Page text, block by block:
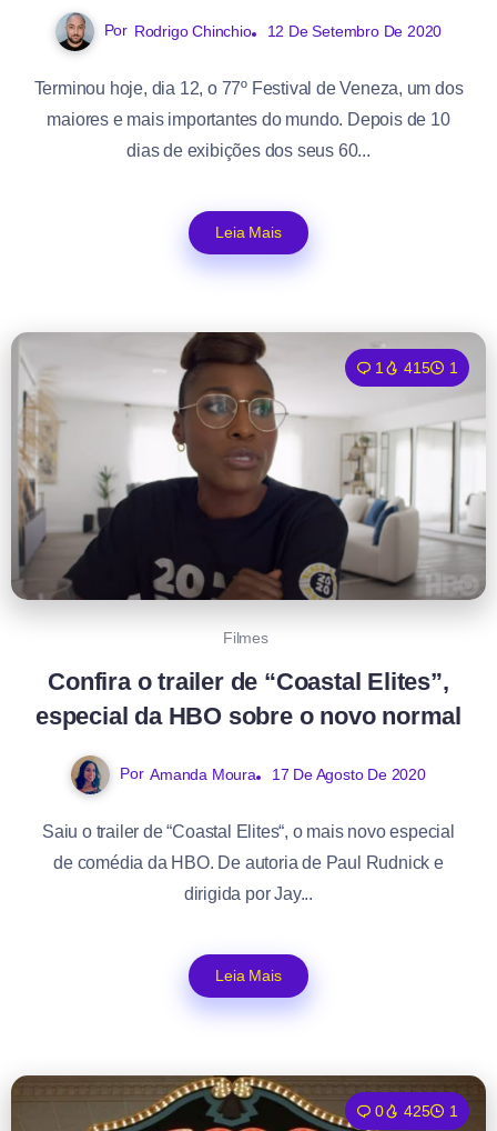
Por Rodrigo Chinchio 12 De Setembro De 2020
Terminou hoje, dia 12, o 77º Festival de Veneza, um dos
maiores e mais importantes do mundo. Depois de 10
dias de exibições dos seus 60...
Leia Mais
1 415 1
Filmes
Confira o trailer de “Coastal Elites”,
especial da HBO sobre o novo normal
Por Amanda Moura 17 De Agosto De 2020
Saiu o trailer de “Coastal Elites“, o mais novo especial
de comédia da HBO. De autoria de Paul Rudnick e
dirigida por Jay...
Leia Mais
0 425 1